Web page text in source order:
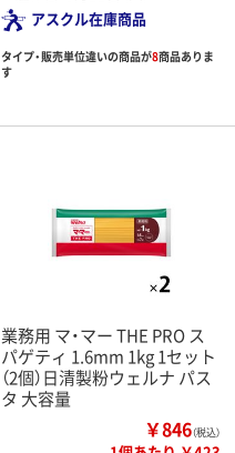
アスクル在庫商品
タイプ・販売単位違いの商品が8商品ありま
す
業務用 マ・マー THE PRO ス
パゲティ 1.6mm 1kg 1セット
（2個）日清製粉ウェルナ パス
タ 大容量
￥846（税込）